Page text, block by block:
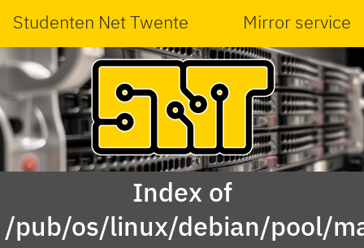
Studenten Net Twente Mirror service
Index of
/pub/os/linux/debian/pool/